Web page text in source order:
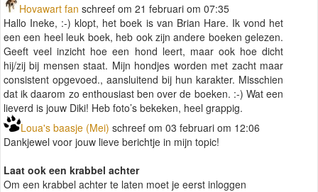
Hovawart fan schreef om 21 februari om 07:35
Hallo Ineke, :-) klopt, het boek is van Brian Hare. Ik vond het
een een heel leuk boek, heb ook zijn andere boeken gelezen.
Geeft veel inzicht hoe een hond leert, maar ook hoe dicht
hij/zij bij mensen staat. Mijn hondjes worden met zacht maar
consistent opgevoed., aansluitend bij hun karakter. Misschien
dat ik daarom zo enthousiast ben over de boeken. :-) Wat een
lieverd is jouw Diki! Heb foto’s bekeken, heel grappig.
Loua's baasje (Mei) schreef om 03 februari om 12:06
Dankjewel voor jouw lieve berichtje in mijn topic!
Laat ook een krabbel achter
Om een krabbel achter te laten moet je eerst inloggen